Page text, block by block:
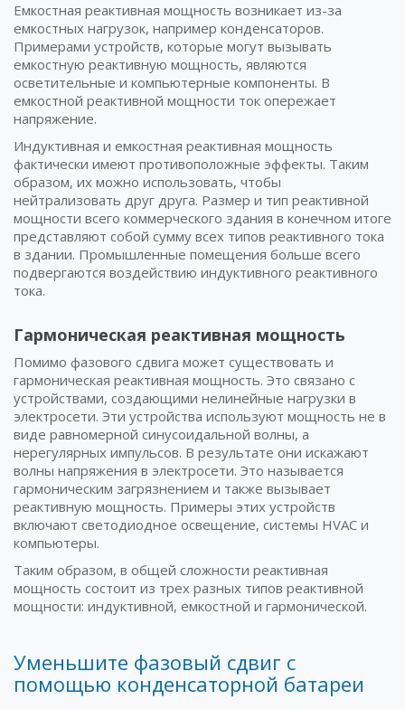
Емкостная реактивная мощность возникает из-за
емкостных нагрузок, например конденсаторов.
Примерами устройств, которые могут вызывать
емкостную реактивную мощность, являются
осветительные и компьютерные компоненты. В
емкостной реактивной мощности ток опережает
напряжение.
Индуктивная и емкостная реактивная мощность
фактически имеют противоположные эффекты. Таким
образом, их можно использовать, чтобы
нейтрализовать друг друга. Размер и тип реактивной
мощности всего коммерческого здания в конечном итоге
представляют собой сумму всех типов реактивного тока
в здании. Промышленные помещения больше всего
подвергаются воздействию индуктивного реактивного
тока.
Гармоническая реактивная мощность
Помимо фазового сдвига может существовать и
гармоническая реактивная мощность. Это связано с
устройствами, создающими нелинейные нагрузки в
электросети. Эти устройства используют мощность не в
виде равномерной синусоидальной волны, а
нерегулярных импульсов. В результате они искажают
волны напряжения в электросети. Это называется
гармоническим загрязнением и также вызывает
реактивную мощность. Примеры этих устройств
включают светодиодное освещение, системы HVAC и
компьютеры.
Таким образом, в общей сложности реактивная
мощность состоит из трех разных типов реактивной
мощности: индуктивной, емкостной и гармонической.
Уменьшите фазовый сдвиг с
помощью конденсаторной батареи